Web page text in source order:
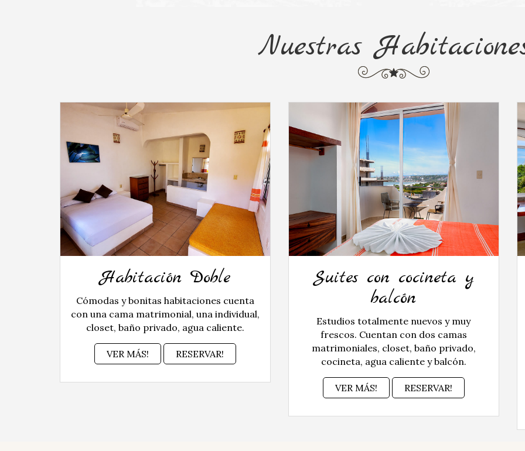
Nuestras
Habitación Doble
Cómodas y bonitas habitaciones cuenta
con una cama matrimonial, una individual,
closet, baño privado, agua caliente.
VER MÁS! RESERVAR!
Suites con cocineta y
balcón
Estudios totalmente nuevos y muy
frescos. Cuentan con dos camas
matrimoniales, closet, baño privado,
cocineta, agua caliente y balcón.
VER MÁS! RESERVAR!